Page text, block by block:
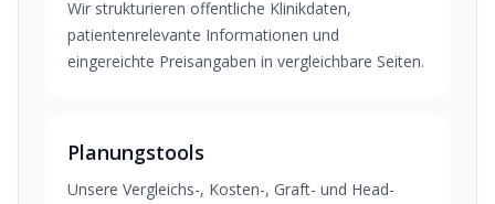
Wir strukturieren offentliche Klinikdaten,
patientenrelevante Informationen und
eingereichte Preisangaben in vergleichbare Seiten.
Planungstools
Unsere Vergleichs-, Kosten-, Graft- und Head-